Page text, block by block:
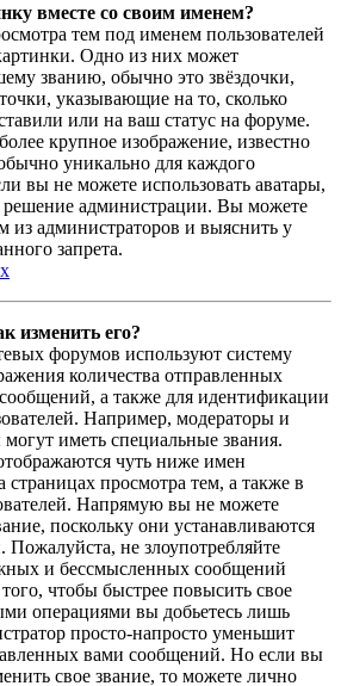
вместе со своим именем?
тем под именем пользователей
Одно из них может
званию, обычно это звёздочки,
указывающие на то, сколько
или на ваш статус на форуме.
крупное изображение, известно
уникально для каждого
вы не можете использовать аватары,
решение администрации. Вы можете
из администраторов и выяснить у
запрета.
изменить его?
форумов используют систему
количества отправленных
а также для идентификации
Например, модераторы и
иметь специальные звания.
чуть ниже имен
страницах просмотра тем, а также в
Напрямую вы не можете
поскольку они устанавливаются
Пожалуйста, не злоупотребляйте
и бессмысленных сообщений
чтобы быстрее повысить свое
операциями вы добьетесь лишь
просто-напросто уменьшит
вами сообщений. Но если вы
свое звание, то можете лично